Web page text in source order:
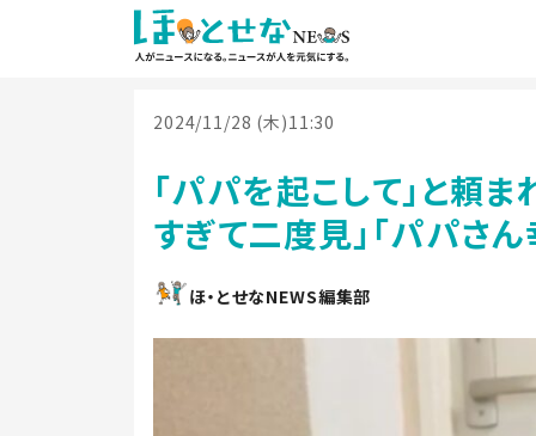
2024/11/28 (木)11:30
「パパを起こして」と
すぎて二度見」「パパさん
ほ・とせなNEWS編集部